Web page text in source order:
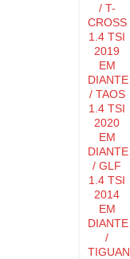
/ T-
CROSS
1.4 TSI
2019
EM
DIANTE
/ TAOS
1.4 TSI
2020
EM
DIANTE
/ GLF
1.4 TSI
2014
EM
DIANTE
/
TIGUAN